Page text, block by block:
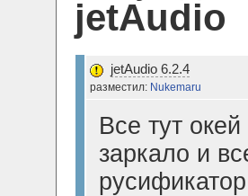
jetAudio
jetAudio 6.2.4
разместил: Nukemaru
Все тут
заркало и